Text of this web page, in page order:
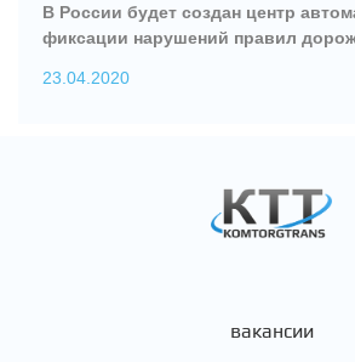
В России будет создан центр
фиксации нарушений правил
23.04.2020
вакансии